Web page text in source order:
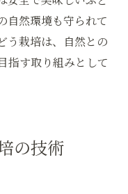
自然環境も守られて
う栽培は、自然との
指す取り組みとして
の技術